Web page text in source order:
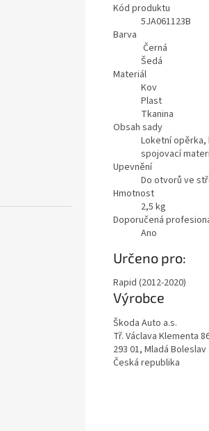
Kód produktu
5JA061123B
Barva
Černá
Šedá
Materiál
Kov
Plast
Tkanina
Obsah sady
Loketní
spojovací
Upevnění
Do otvorů ve
Hmotnost
2,5 kg
Doporučená
Ano
Určeno pro:
Rapid (2012-2020)
Výrobce
Škoda Auto a.s.
Tř. Václava Klementa
293 01, Mladá Boleslav
Česká republika